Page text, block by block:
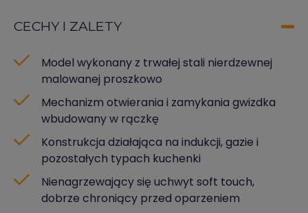
CECHY I ZALETY
Model wykonany z trwałej stali nierdzewnej
malowanej proszkowo
Mechanizm otwierania i zamykania gwizdka
wbudowany w rączkę
Konstrukcja działająca na indukcji, gazie i
pozostałych typach kuchenki
Nienagrzewający się uchwyt soft touch,
dobrze chroniący przed oparzeniem